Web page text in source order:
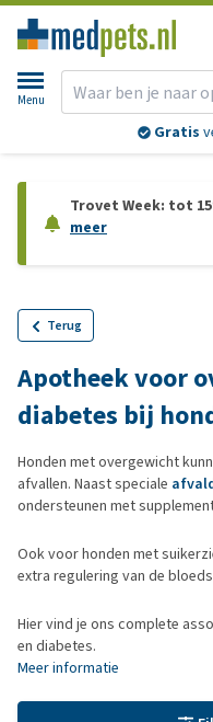
Menu
Gratis
Trovet Week: tot
meer
Terug
Apotheek voor
diabetes bij
Honden met overgewicht
afvallen. Naast speciale
ondersteunen met
Ook voor honden met
extra regulering van de
Hier vind je ons complete
en diabetes.
Meer informatie